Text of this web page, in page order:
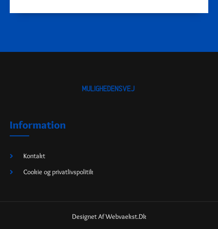
Information
Kontakt
Cookie og privatlivspolitik
Designet Af Webvaekst.dk